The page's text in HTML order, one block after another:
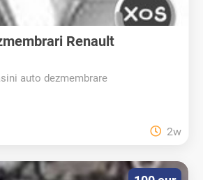
Renault
auto dezmembrare
2w